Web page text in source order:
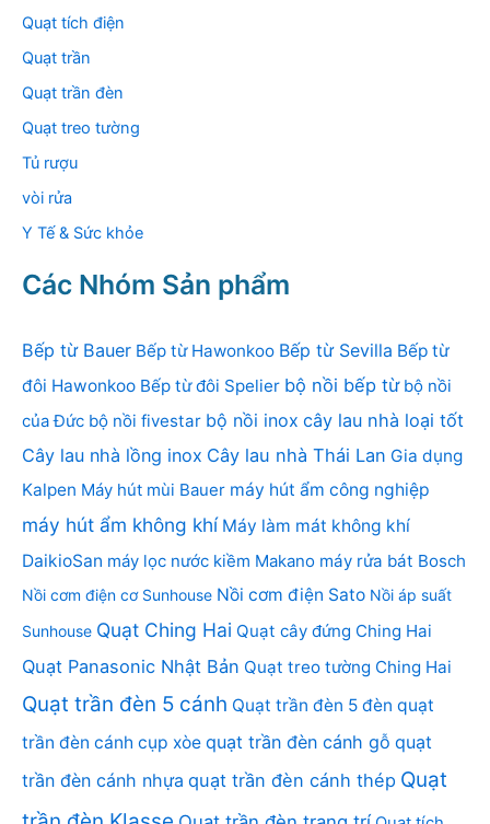
Quạt tích điện
Quạt trần
Quạt trần đèn
Quạt treo tường
Tủ rượu
vòi rửa
Y Tế & Sức khỏe
Các Nhóm Sản phẩm
Bếp từ Bauer Bếp từ Hawonkoo Bếp từ Sevilla Bếp từ
đôi Hawonkoo Bếp từ đôi Spelier bộ nồi bếp từ bộ nồi
của Đức bộ nồi fivestar bộ nồi inox cây lau nhà loại tốt
Cây lau nhà lồng inox Cây lau nhà Thái Lan Gia dụng
Kalpen Máy hút mùi Bauer máy hút ẩm công nghiệp
máy hút ẩm không khí Máy làm mát không khí
DaikioSan máy lọc nước kiềm Makano máy rửa bát Bosch
Nồi cơm điện cơ Sunhouse Nồi cơm điện Sato Nồi áp suất
Sunhouse Quạt Ching Hai Quạt cây đứng Ching Hai
Quạt Panasonic Nhật Bản Quạt treo tường Ching Hai
Quạt trần đèn 5 cánh Quạt trần đèn 5 đèn quạt
trần đèn cánh cụp xòe quạt trần đèn cánh gỗ quạt
trần đèn cánh nhựa quạt trần đèn cánh thép Quạt